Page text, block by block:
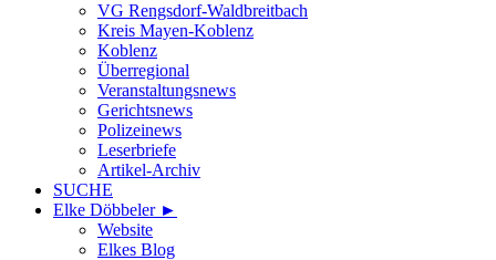
VG Rengsdorf-Waldbreitbach
Kreis Mayen-Koblenz
Koblenz
Überregional
Veranstaltungsnews
Gerichtsnews
Polizeinews
Leserbriefe
Artikel-Archiv
SUCHE
Elke Döbbeler ►
Website
Elkes Blog